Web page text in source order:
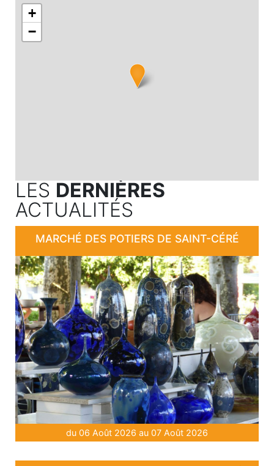
+
−
LES DERNIÈRES
ACTUALITÉS
MARCHÉ DES POTIERS DE SAINT-CÉRÉ
du 06 Août 2026 au 07 Août 2026